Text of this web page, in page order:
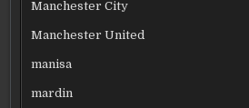
Manchester City
Manchester United
manisa
mardin